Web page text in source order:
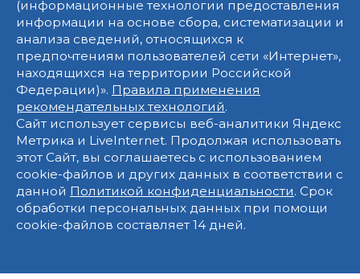
(информационные технологии предоставления
информации на основе сбора, систематизации и
анализа сведений, относящихся к
предпочтениям пользователей сети «Интернет»,
находящихся на территории Российской
Федерации)». Правила применения
рекомендательных технологий.
Сайт использует сервисы веб-аналитики Яндекс
Метрика и LiveInternet. Продолжая использовать
этот Сайт, вы соглашаетесь с использованием
cookie-файлов и других данных в соответствии с
данной Политикой конфиденциальности. Срок
обработки персональных данных при помощи
cookie-файлов составляет 14 дней.